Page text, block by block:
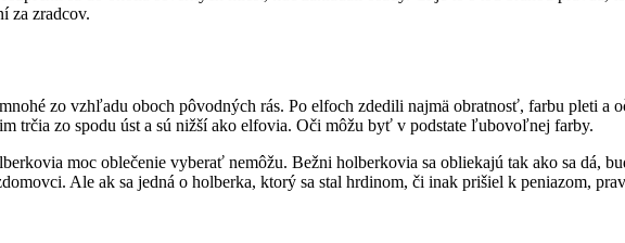
za zradcov.
zo vzhľadu oboch pôvodných rás. Po elfoch zdedili najmä obratnosť, farbu pleti a
trčia zo spodu úst a sú nižší ako elfovia. Oči môžu byť v podstate ľubovoľnej farby.
moc oblečenie vyberať nemôžu. Bežni holberkovia sa obliekajú tak ako sa dá,
Ale ak sa jedná o holberka, ktorý sa stal hrdinom, či inak prišiel k peniazom,